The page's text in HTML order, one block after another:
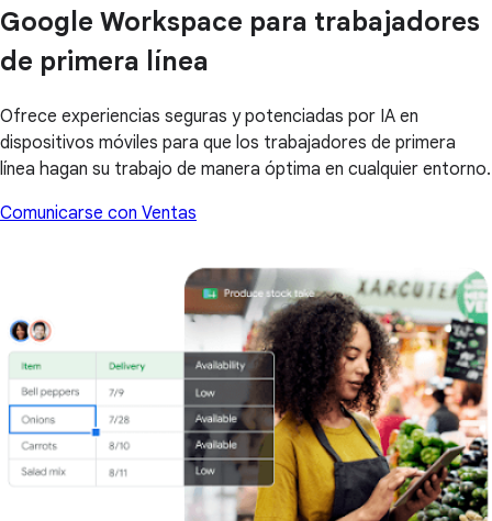
Google Workspace para trabajadores
de primera línea
Ofrece experiencias seguras y potenciadas por IA en
dispositivos móviles para que los trabajadores de primera
línea hagan su trabajo de manera óptima en cualquier entorno.
Comunicarse con Ventas